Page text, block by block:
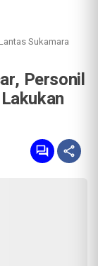
Sukamara
Personil